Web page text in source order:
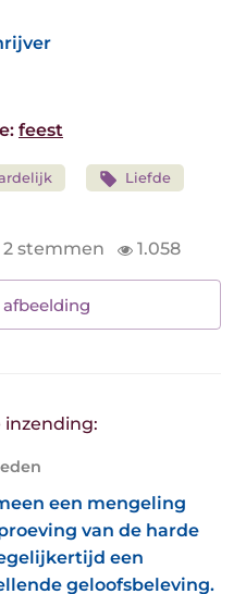
feest
Liefde
stemmen 1.058
afbeelding
inzending:
een mengeling
van de harde
een
geloofsbeleving.